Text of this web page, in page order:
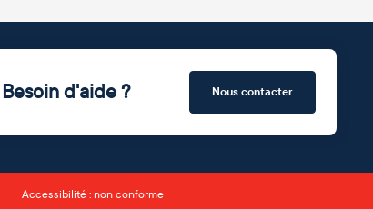
Besoin d'aide ? Nous contacter
Accessibilité : non conforme